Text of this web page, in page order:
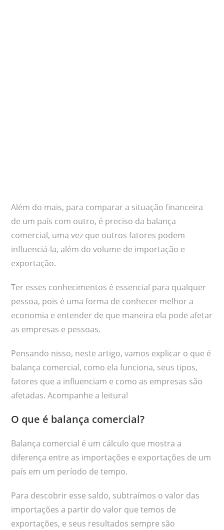
Além do mais, para comparar a situação financeira
de um país com outro, é preciso da balança
comercial, uma vez que outros fatores podem
influenciá-la, além do volume de importação e
exportação.
Ter esses conhecimentos é essencial para qualquer
pessoa, pois é uma forma de conhecer melhor a
economia e entender de que maneira ela pode afetar
as empresas e pessoas.
Pensando nisso, neste artigo, vamos explicar o que é
balança comercial, como ela funciona, seus tipos,
fatores que a influenciam e como as empresas são
afetadas. Acompanhe a leitura!
O que é balança comercial?
Balança comercial é um cálculo que mostra a
diferença entre as importações e exportações de um
país em um período de tempo.
Para descobrir esse saldo, subtraímos o valor das
importações a partir do valor que temos de
exportações, e seus resultados sempre são